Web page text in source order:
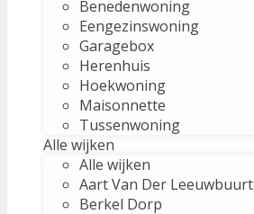
Benedenwoning
Eengezinswoning
Garagebox
Herenhuis
Hoekwoning
Maisonnette
Tussenwoning
Alle wijken
Alle wijken
Aart Van Der Leeuwbuurt
Berkel Dorp